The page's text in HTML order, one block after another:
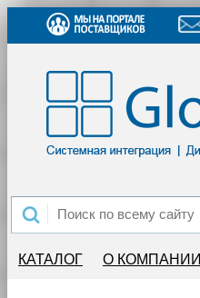
КАТАЛОГ О КОМПАНИИ